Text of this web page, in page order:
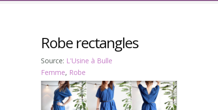
Robe rectangles
Source: L'Usine à Bulle
Femme, Robe